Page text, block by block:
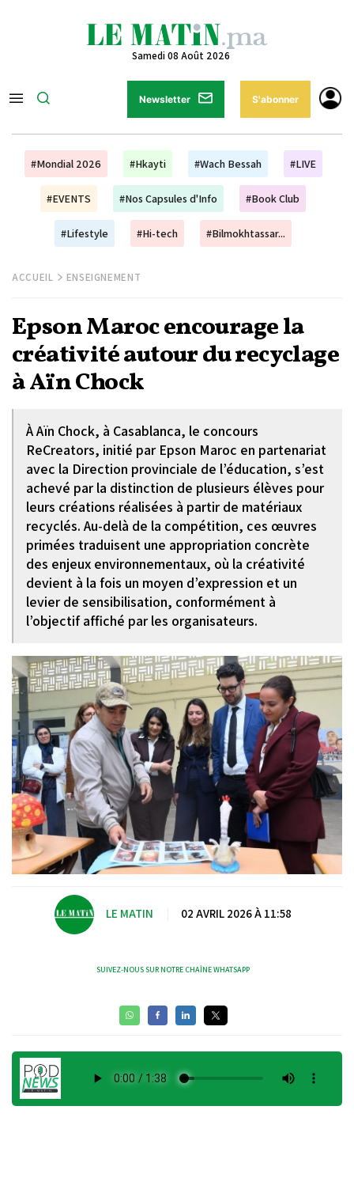
Samedi 08 Août 2026
Newsletter S'abonner
#Mondial 2026 #Hkayti #Wach Bessah #LIVE
#EVENTS #Nos Capsules d'Info #Book Club
#Lifestyle #Hi-tech #Bilmokhtassar...
ACCUEIL ENSEIGNEMENT
Epson Maroc encourage la
créativité autour du recyclage
à Aïn Chock
À Aïn Chock, à Casablanca, le concours
ReCreators, initié par Epson Maroc en partenariat
avec la Direction provinciale de l’éducation, s’est
achevé par la distinction de plusieurs élèves pour
leurs créations réalisées à partir de matériaux
recyclés. Au-delà de la compétition, ces œuvres
primées traduisent une appropriation concrète
des enjeux environnementaux, où la créativité
devient à la fois un moyen d’expression et un
levier de sensibilisation, conformément à
l’objectif affiché par les organisateurs.
LE MATIN 02 AVRIL 2026 À 11:58
SUIVEZ-NOUS SUR NOTRE CHAÎNE WHATSAPP